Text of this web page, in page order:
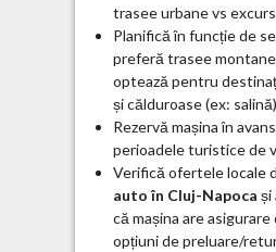
trasee urbane vs
Planifică în funcție de
preferă trasee
optează pentru
și călduroase (ex:
Rezervă mașina în
perioadele turistice de
Verifică ofertele locale
auto în Cluj-Napoca și
că mașina are
opțiuni de preluare/